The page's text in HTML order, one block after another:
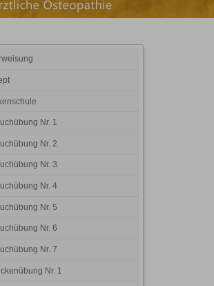
Nr. 1
Nr. 2
Nr. 3
Nr. 4
Nr. 5
Nr. 6
Nr. 7
Nr. 1